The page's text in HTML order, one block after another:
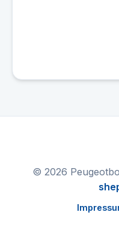
© 2026